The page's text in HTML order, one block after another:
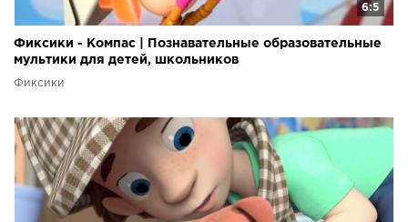
6:5
Фиксики - Компас | Познавательные образовательные
мультики для детей, школьников
Фиксики